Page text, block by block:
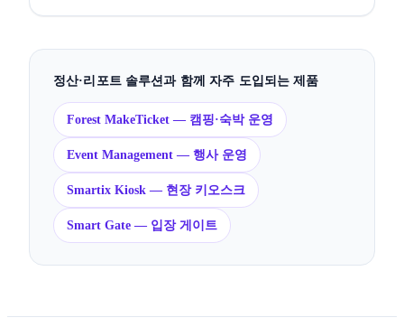
정산·리포트 솔루션과 함께 자주 도입되는 제품
Forest MakeTicket — 캠핑·숙박 운영
Event Management — 행사 운영
Smartix Kiosk — 현장 키오스크
Smart Gate — 입장 게이트